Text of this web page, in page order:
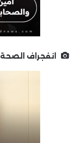
انفجراف الصحة